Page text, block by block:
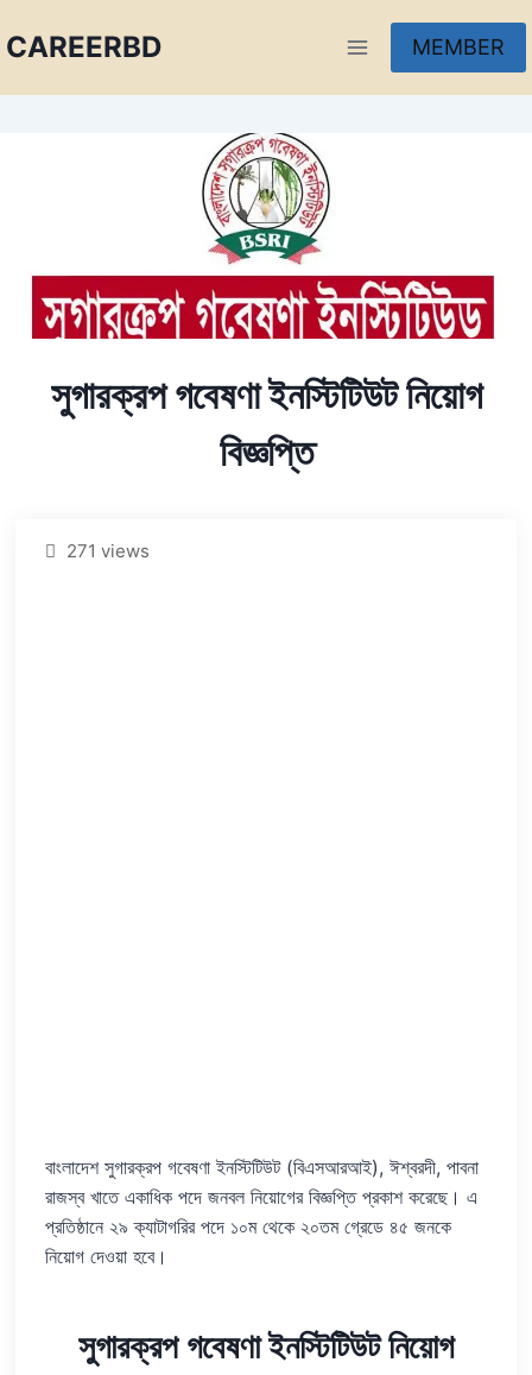
CAREERBD MEMBER
সুগারক্রপ গবেষণা ইনস্টিটিউট নিয়োগ
বিজ্ঞপ্তি
271 views
বাংলাদেশ সুগারক্রপ গবেষণা ইনস্টিটিউট (বিএসআরআই), ঈশ্বরদী, পাবনা
রাজস্ব খাতে একাধিক পদে জনবল নিয়োগের বিজ্ঞপ্তি প্রকাশ করেছে। এ
প্রতিষ্ঠানে ২৯ ক্যাটাগরির পদে ১০ম থেকে ২০তম গ্রেডে ৪৫ জনকে
নিয়োগ দেওয়া হবে।
সুগারক্রপ গবেষণা ইনস্টিটিউট নিয়োগ